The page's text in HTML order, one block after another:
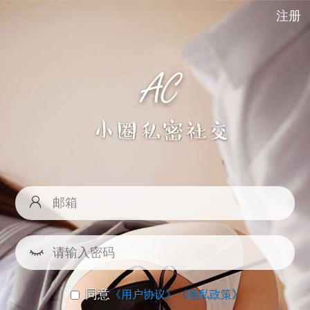
注册
同意《用户协议》《隐私政策》